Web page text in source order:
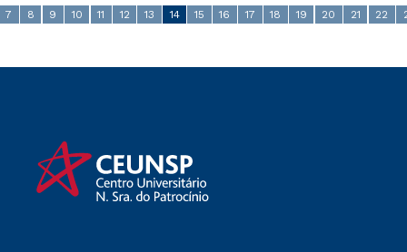
7 8 9 10 11 12 13 14 15 16 17 18 19 20 21 22